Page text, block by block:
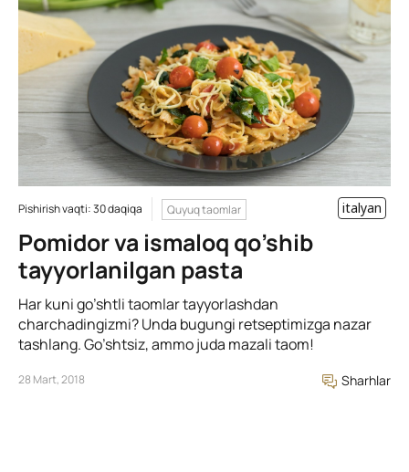
Pishirish vaqti: 30 daqiqa Quyuq taomlar italyan
Pomidor va ismaloq qo’shib
tayyorlanilgan pasta
Har kuni go’shtli taomlar tayyorlashdan
charchadingizmi? Unda bugungi retseptimizga nazar
tashlang. Go’shtsiz, ammo juda mazali taom!
28 Mart, 2018 Sharhlar